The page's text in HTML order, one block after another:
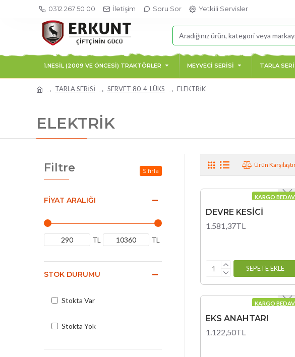
0312 267 50 00 İletişim Soru Sor Yetkili Servisler
1.NESİL (2009 VE ÖNCESİ) TRAKTÖRLER MEYVECİ SERİSİ TARLA
TARLA SERİSİ SERVET 80_4_LÜKS ELEKTRİK
ELEKTRİK
Filtre Sıfırla
FIYAT ARALIĞI
TL TL
STOK DURUMU
Stokta Var
Stokta Yok
Ürün
KARGO
DEVRE KESİCİ
1.581,37TL
SEPETE EKLE
KARGO
EKS ANAHTARI
1.122,50TL